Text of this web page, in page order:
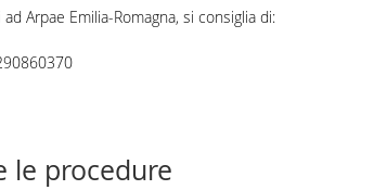
Arpae Emilia-Romagna, si consiglia di:
le procedure